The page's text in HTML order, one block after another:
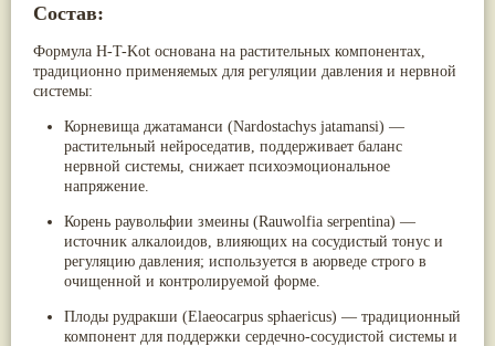
Состав:
Формула H-T-Kot основана на растительных компонентах,
традиционно применяемых для регуляции давления и нервной
системы:
Корневища джатаманси (Nardostachys jatamansi) —
растительный нейроседатив, поддерживает баланс
нервной системы, снижает психоэмоциональное
напряжение.
Корень раувольфии змеины (Rauwolfia serpentina) —
источник алкалоидов, влияющих на сосудистый тонус и
регуляцию давления; используется в аюрведе строго в
очищенной и контролируемой форме.
Плоды рудракши (Elaeocarpus sphaericus) — традиционный
компонент для поддержки сердечно-сосудистой системы и